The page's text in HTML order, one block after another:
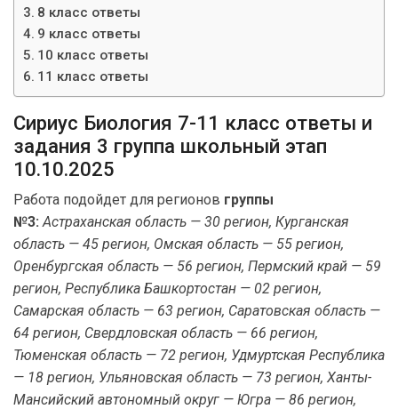
8 класс ответы
9 класс ответы
10 класс ответы
11 класс ответы
Сириус Биология 7-11 класс ответы и
задания 3 группа школьный этап
10.10.2025
Работа подойдет для регионов группы
№3:Астраханская область — 30 регион, Курганская
область — 45 регион, Омская область — 55 регион,
Оренбургская область — 56 регион, Пермский край — 59
регион, Республика Башкортостан — 02 регион,
Самарская область — 63 регион, Саратовская область —
64 регион, Свердловская область — 66 регион,
Тюменская область — 72 регион, Удмуртская Республика
— 18 регион, Ульяновская область — 73 регион, Ханты-
Мансийский автономный округ — Югра — 86 регион,